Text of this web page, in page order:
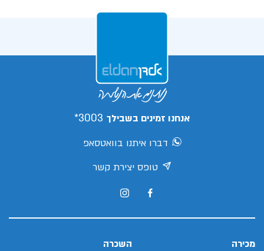
אנחנו זמינים בשבילך 3003*
דברו איתנו בוואטסאפ
טופס יצירת קשר
מכירה השכרה